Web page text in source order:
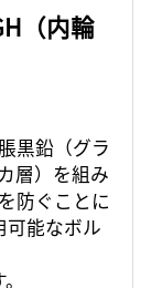
（内輪
黒鉛（グラ
層）を組み
防ぐことに
能なボル